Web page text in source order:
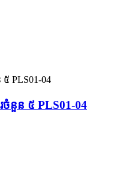
ចំនួន ៥ PLS01-04